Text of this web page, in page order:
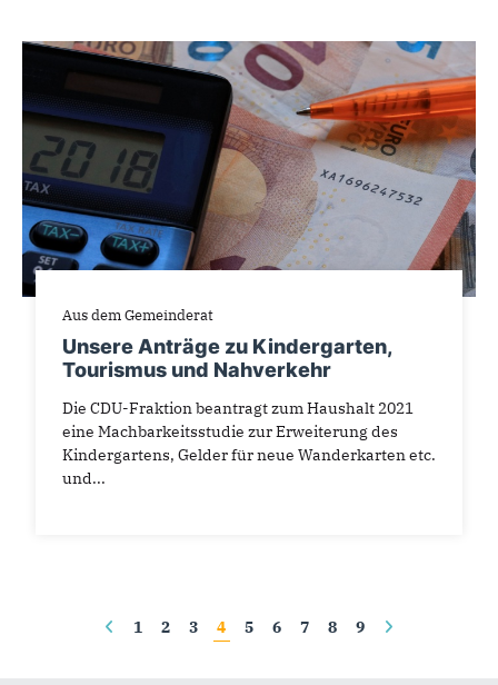
Aus dem Gemeinderat
Unsere Anträge zu Kindergarten,
Tourismus und Nahverkehr
Die CDU-Fraktion beantragt zum Haushalt 2021
eine Machbarkeitsstudie zur Erweiterung des
Kindergartens, Gelder für neue Wanderkarten etc.
und...
Seiten 1 2 3 4 5 6 7 8 9